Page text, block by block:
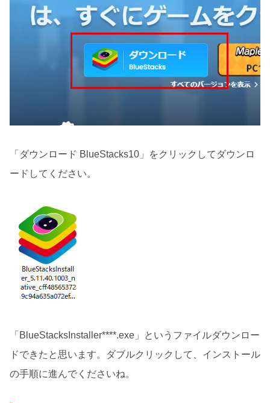
「ダウンロード BlueStacks10」をクリックしてダウンロ
ードしてください。
「BlueStacksInstaller****.exe」というファイルダウンロー
ドできたと思います。ダブルクリックして、インストール
の手順に進んでくださいね。